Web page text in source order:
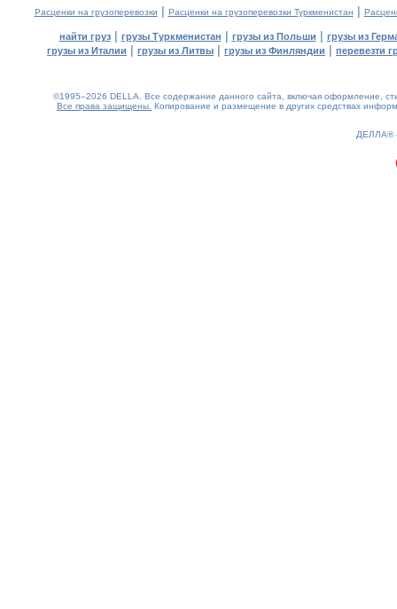
Расценки на грузоперевозки | Расценки на грузоперевозки Туркменистан |
найти груз| грузы Туркменистан | грузы из Польши | грузы из
грузы из Италии | грузы из Литвы | грузы из Финляндии | перевезти
©1995–2026 DELLA. Все содержание данного сайта, включая оформление,
Все права защищены. Копирование и размещение в других средствах